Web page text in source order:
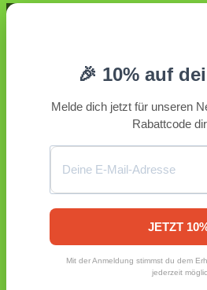
🎉 10% auf
Melde dich jetzt für unseren
Rabattcode
JETZT
Mit der Anmeldung stimmst du dem
jederzeit
Anmelden
Angemeldet bleiben Anmelden
Registrieren
Erforderlich
E-Mail-Adresse gesendet.